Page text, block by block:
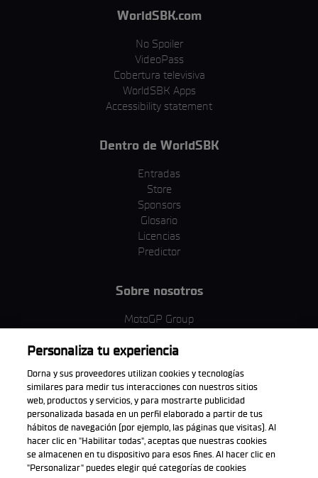
WorldSBK.com
No Spoiler
VideoPass
Cobertura televisiva
WorldSBK Apps
Accessibility statement
Dentro de WorldSBK
Entradas
Store
Sponsors
Glosario
Licencias
Predictor
Sobre nosotros
MotoGP Group
Términos y condiciones
Política de privacidad
Política de compra
Descarga la aplicación oficial
Personaliza tu experiencia
Dorna y sus proveedores utilizan cookies y tecnologías
similares para medir tus interacciones con nuestros sitios
web, productos y servicios, y para mostrarte publicidad
personalizada basada en un perfil elaborado a partir de tus
hábitos de navegación (por ejemplo, las páginas que visitas). Al
hacer clic en "Habilitar todas", aceptas que nuestras cookies
se almacenen en tu dispositivo para esos fines. Al hacer clic en
"Personalizar" puedes elegir qué categorías de cookies